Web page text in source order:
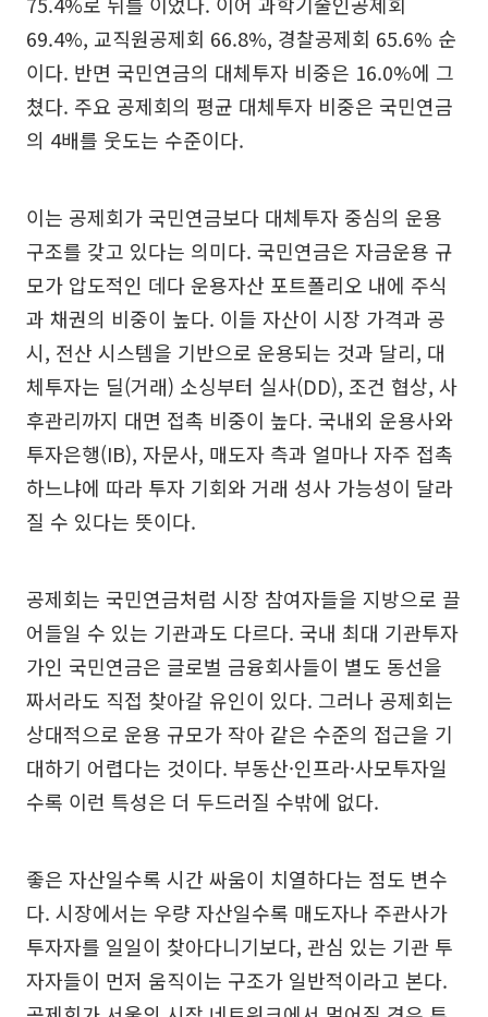
69.4%, 교직원공제회 66.8%, 경찰공제회 65.6% 순
이다. 반면 국민연금의 대체투자 비중은 16.0%에 그
쳤다. 주요 공제회의 평균 대체투자 비중은 국민연금
의 4배를 웃도는 수준이다.
이는 공제회가 국민연금보다 대체투자 중심의 운용
구조를 갖고 있다는 의미다. 국민연금은 자금운용 규
모가 압도적인 데다 운용자산 포트폴리오 내에 주식
과 채권의 비중이 높다. 이들 자산이 시장 가격과 공
시, 전산 시스템을 기반으로 운용되는 것과 달리, 대
체투자는 딜(거래) 소싱부터 실사(DD), 조건 협상, 사
후관리까지 대면 접촉 비중이 높다. 국내외 운용사와
투자은행(IB), 자문사, 매도자 측과 얼마나 자주 접촉
하느냐에 따라 투자 기회와 거래 성사 가능성이 달라
질 수 있다는 뜻이다.
공제회는 국민연금처럼 시장 참여자들을 지방으로 끌
어들일 수 있는 기관과도 다르다. 국내 최대 기관투자
가인 국민연금은 글로벌 금융회사들이 별도 동선을
짜서라도 직접 찾아갈 유인이 있다. 그러나 공제회는
상대적으로 운용 규모가 작아 같은 수준의 접근을 기
대하기 어렵다는 것이다. 부동산·인프라·사모투자일
수록 이런 특성은 더 두드러질 수밖에 없다.
좋은 자산일수록 시간 싸움이 치열하다는 점도 변수
다. 시장에서는 우량 자산일수록 매도자나 주관사가
투자자를 일일이 찾아다니기보다, 관심 있는 기관 투
자자들이 먼저 움직이는 구조가 일반적이라고 본다.